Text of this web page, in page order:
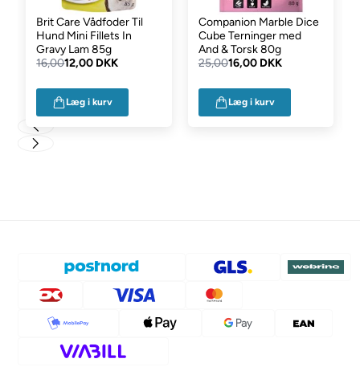
Brit Care Vådfoder Til
Hund Mini Fillets In
Gravy Lam 85g
16,0012,00 DKK
Læg i kurv
Companion Marble Dice
Cube Terninger med
And & Torsk 80g
25,0016,00 DKK
Læg i kurv